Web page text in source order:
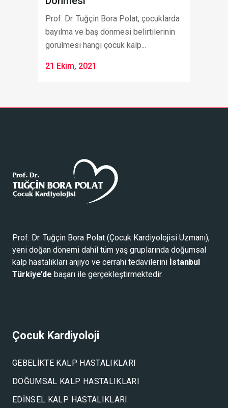
Prof. Dr. Tuğçin Bora Polat, çocuklarda
bayılma ve baş dönmesi belirtilerinin
görülmesi hangi çocuk kalp...
21 Ekim, 2021
Prof. Dr. Tuğçin Bora Polat (Çocuk Kardiyolojisi Uzmanı),
yeni doğan dönemi dahil tüm yaş gruplarında doğumsal
kalp hastalıkları anjiyo ve cerrahi tedavilerini İstanbul
Türkiye’de başarı ile gerçekleştirmektedir.
Çocuk Kardiyoloji
GEBELIKTE KALP HASTALIKLARI
DOĞUMSAL KALP HASTALIKLARI
EDINSEL KALP HASTALIKLARI